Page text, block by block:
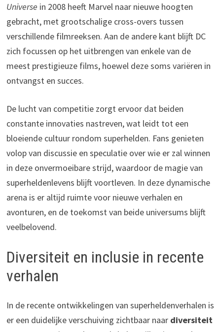
Universe in 2008 heeft Marvel naar nieuwe hoogten
gebracht, met grootschalige cross-overs tussen
verschillende filmreeksen. Aan de andere kant blijft DC
zich focussen op het uitbrengen van enkele van de
meest prestigieuze films, hoewel deze soms variëren in
ontvangst en succes.
De lucht van competitie zorgt ervoor dat beiden
constante innovaties nastreven, wat leidt tot een
bloeiende cultuur rondom superhelden. Fans genieten
volop van discussie en speculatie over wie er zal winnen
in deze onvermoeibare strijd, waardoor de magie van
superheldenlevens blijft voortleven. In deze dynamische
arena is er altijd ruimte voor nieuwe verhalen en
avonturen, en de toekomst van beide universums blijft
veelbelovend.
Diversiteit en inclusie in recente
verhalen
In de recente ontwikkelingen van superheldenverhalen is
er een duidelijke verschuiving zichtbaar naar diversiteit